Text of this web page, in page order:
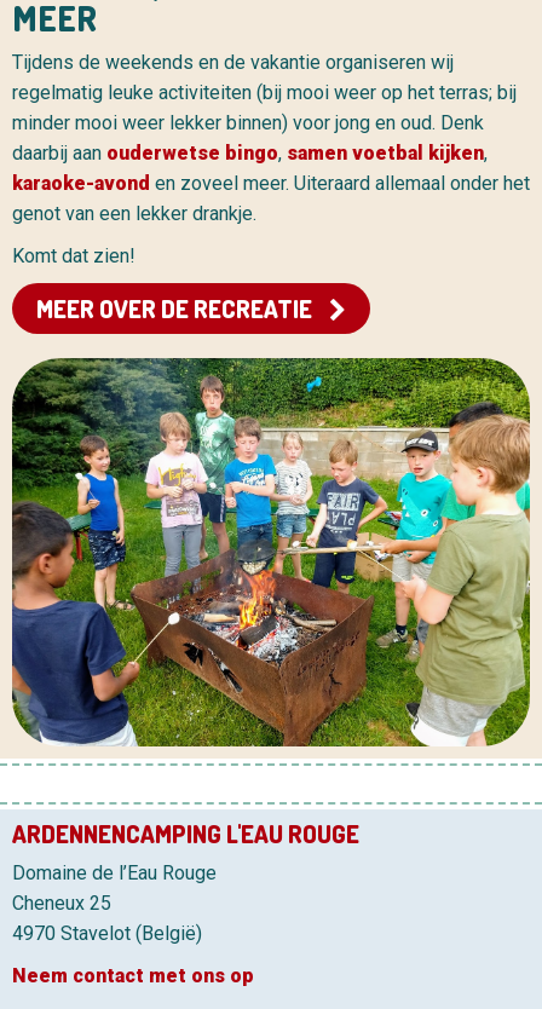
MEER
Tijdens de weekends en de vakantie organiseren wij
regelmatig leuke activiteiten (bij mooi weer op het terras; bij
minder mooi weer lekker binnen) voor jong en oud. Denk
daarbij aan ouderwetse bingo, samen voetbal kijken,
karaoke-avond en zoveel meer. Uiteraard allemaal onder het
genot van een lekker drankje.
Komt dat zien!
MEER OVER DE RECREATIE
ARDENNENCAMPING L'EAU ROUGE
Domaine de l’Eau Rouge
Cheneux 25
4970 Stavelot (België)
Neem contact met ons op